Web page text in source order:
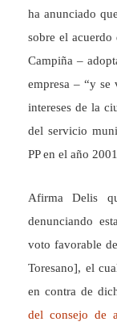
ha anunciado
sobre el acuerdo
Campiña –
empresa – “y
intereses de la
del servicio
PP en el año
Afirma Delis
denunciando
voto favorable
Toresano], el
en contra de
del consejo de